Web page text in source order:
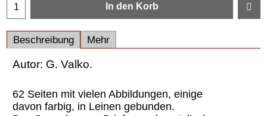
In den Korb
Beschreibung Mehr
Autor: G. Valko.
62 Seiten mit vielen Abbildungen, einige
davon farbig, in Leinen gebunden.